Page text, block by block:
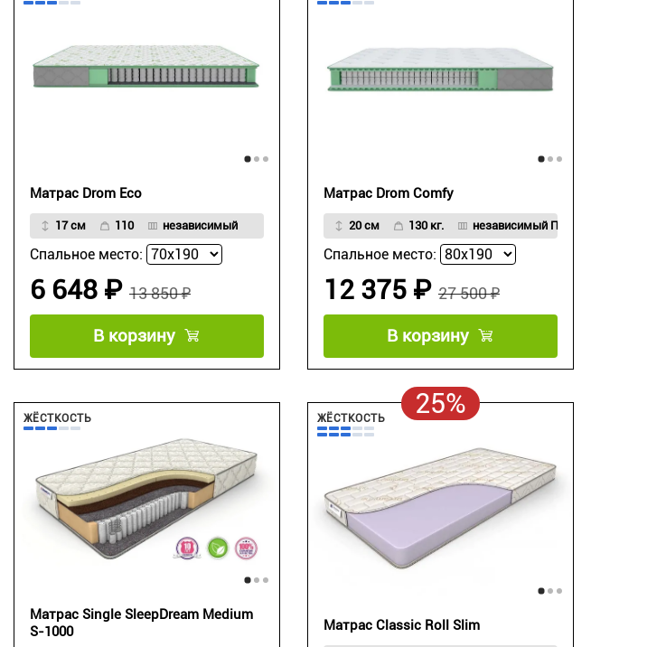
Матрас Drom Eco
17 см 110 независимый
Спальное место:
13 850 ₽
6 648 ₽
В корзину
Матрас Drom Comfy
20 см 130 кг. независимый ПБ
Спальное место:
27 500 ₽
12 375 ₽
В корзину
ЖЁСТКОСТЬ
Матрас Single SleepDream Medium
S-1000
25%
ЖЁСТКОСТЬ
Матрас Classic Roll Slim